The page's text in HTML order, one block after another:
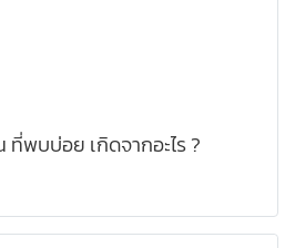
พบบ่อย เกิดจากอะไร ?